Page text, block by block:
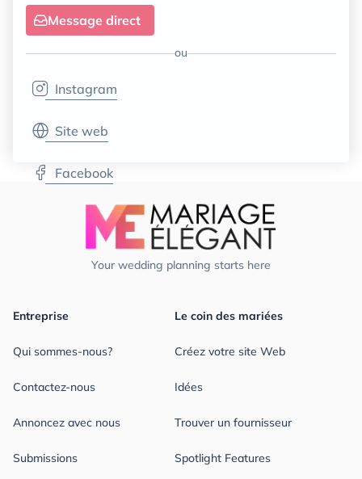
Message direct
ou
Instagram
Site web
Facebook
Your wedding planning starts here
Entreprise
Qui sommes-nous?
Contactez-nous
Annoncez avec nous
Submissions
Le coin des mariées
Créez votre site Web
Idées
Trouver un fournisseur
Spotlight Features